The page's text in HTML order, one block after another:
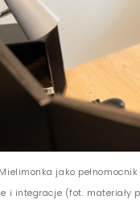
jako
i integracje (fot. materiały